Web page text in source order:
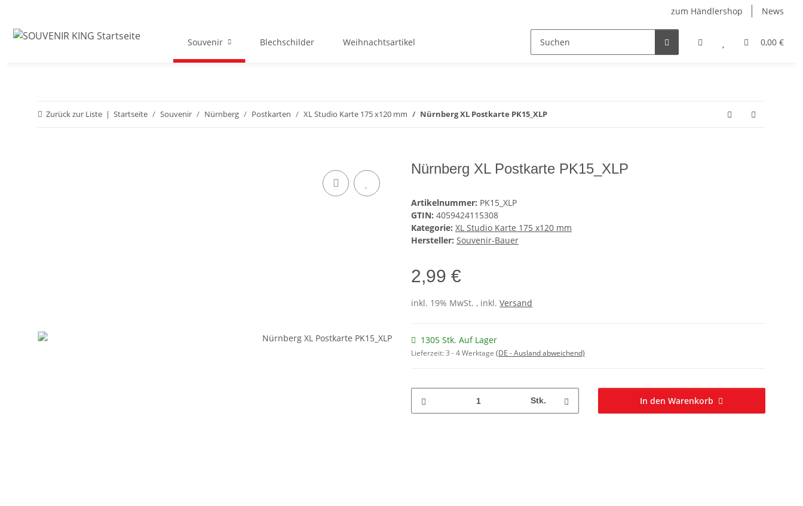
zum Händlershop News
0,00 €
Souvenir Blechschilder Weihnachtsartikel
Zurück zur Liste Startseite Souvenir Nürnberg Postkarten XL Studio Karte 175 x120 mm Nürnberg XL Postkarte PK15_XLP
Nürnberg XL Postkarte PK15_XLP
Artikelnummer: PK15_XLP
GTIN: 4059424115308
Kategorie: XL Studio Karte 175 x120 mm
Hersteller: Souvenir-Bauer
2,99 €
inkl. 19% MwSt. , inkl. Versand
1305 Stk. Auf Lager
Lieferzeit:3 - 4 Werktage (DE - Ausland abweichend)
Stk. In den Warenkorb